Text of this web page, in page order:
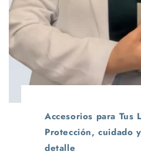
Accesorios para Tus
Protección, cuidado
detalle